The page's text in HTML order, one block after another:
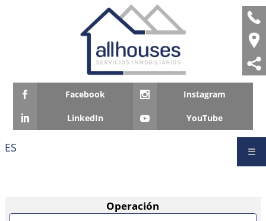
Facebook Instagram
LinkedIn YouTube
ES ☰
Operación